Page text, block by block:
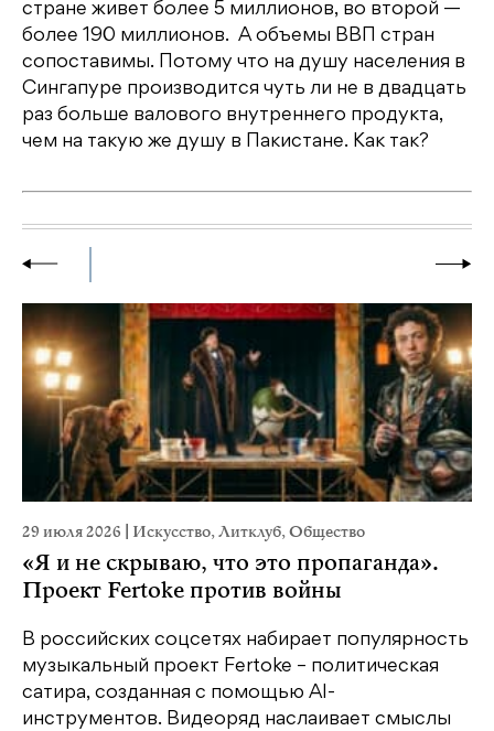
стране живет более 5 миллионов, во второй —
более 190 миллионов. А объемы ВВП стран
сопоставимы. Потому что на душу населения в
Сингапуре производится чуть ли не в двадцать
раз больше валового внутреннего продукта,
чем на такую же душу в Пакистане. Как так?
29 июля 2026 Искусство,Литклуб,Общество
«Я и не скрываю, что это пропаганда».
Проект Fertoke против войны
В российских соцсетях набирает популярность
музыкальный проект Fertoke – политическая
сатира, созданная с помощью AI-
инструментов. Видеоряд наслаивает смыслы